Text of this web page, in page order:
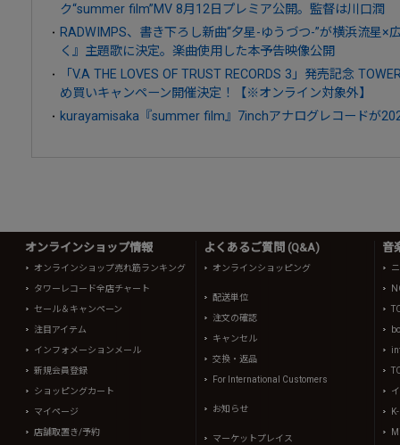
ク“summer film”MV 8月12日プレミア公開。監督は川口潤
RADWIMPS、書き下ろし新曲“夕星-ゆうづつ-”が横浜流星×
く』主題歌に決定。楽曲使用した本予告映像公開
「V.A THE LOVES OF TRUST RECORDS 3」発売記念
め買いキャンペーン開催決定！【※オンライン対象外】
kurayamisaka『summer film』7inchアナログレコードが
オンラインショップ情報
オンラインショップ売れ筋ランキング
タワーレコード全店チャート
セール＆キャンペーン
注目アイテム
インフォメーションメール
新規会員登録
ショッピングカート
マイページ
店舗取置き/予約
よくあるご質問 (Q&A)
オンラインショッピング
配送単位
注文の確認
キャンセル
交換・返品
For International Customers
お知らせ
マーケットプレイス
音